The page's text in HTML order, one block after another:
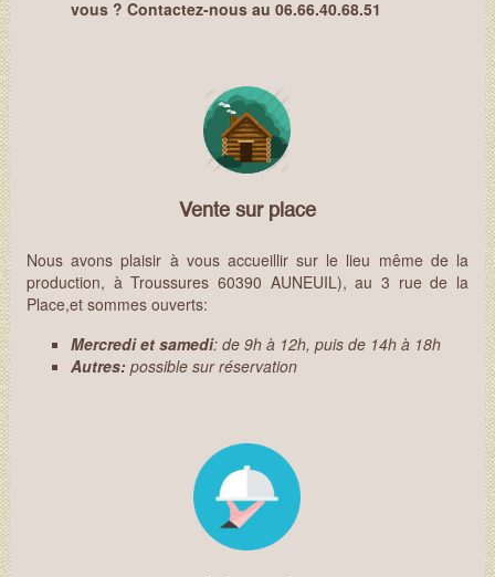
vous ? Contactez-nous au 06.66.40.68.51
Vente sur place
Nous avons plaisir à vous accueillir sur le lieu même de la
production, à Troussures 60390 AUNEUIL), au 3 rue de la
Place,et sommes ouverts:
Mercredi et samedi: de 9h à 12h, puis de 14h à 18h
Autres: possible sur réservation